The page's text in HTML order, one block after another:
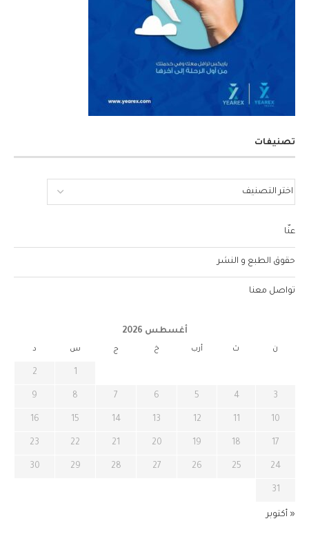
تصنيفات
عنّا
حقوق الطبع و النشر
تواصل معنا
أغسطس 2026
ن ث أرب خ ج س د
1
2
3
4
5
6
7
8
9
10
11
12
13
14
15
16
17
18
19
20
21
22
23
24
25
26
27
28
29
30
31
« أكتوبر